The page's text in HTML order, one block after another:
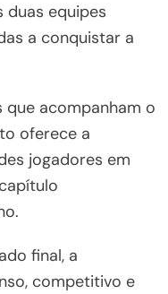
duas equipes
a conquistar a
acompanham o
oferece a
jogadores em
final, a
competitivo e